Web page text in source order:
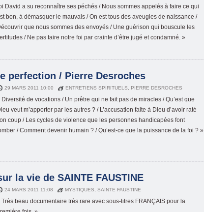
David a su reconnaître ses péchés / Nous sommes appelés à faire ce qui
bon, à démasquer le mauvais / On est tous des aveugles de naissance /
que nous sommes des envoyés / Une guérison qui bouscule les
/ Ne pas taire notre foi par crainte d’être jugé et condamné. »
perfection / Pierre Desroches
29 MARS 2011 10:00 ENTRETIENS SPIRITUELS PIERRE DESROCHES
Diversité de vocations / Un prêtre qui ne fait pas de miracles / Qu’est que
veut m’apporter par les autres ? / L’accusation faite à Dieu d’avoir raté
coup / Les cycles de violence que les personnes handicapées font
/ Comment devenir humain ? / Qu’est-ce que la puissance de la foi ? »
la vie de SAINTE FAUSTINE
24 MARS 2011 11:08 MYSTIQUES SAINTE FAUSTINE
Très beau documentaire très rare avec sous-titres FRANÇAIS pour la